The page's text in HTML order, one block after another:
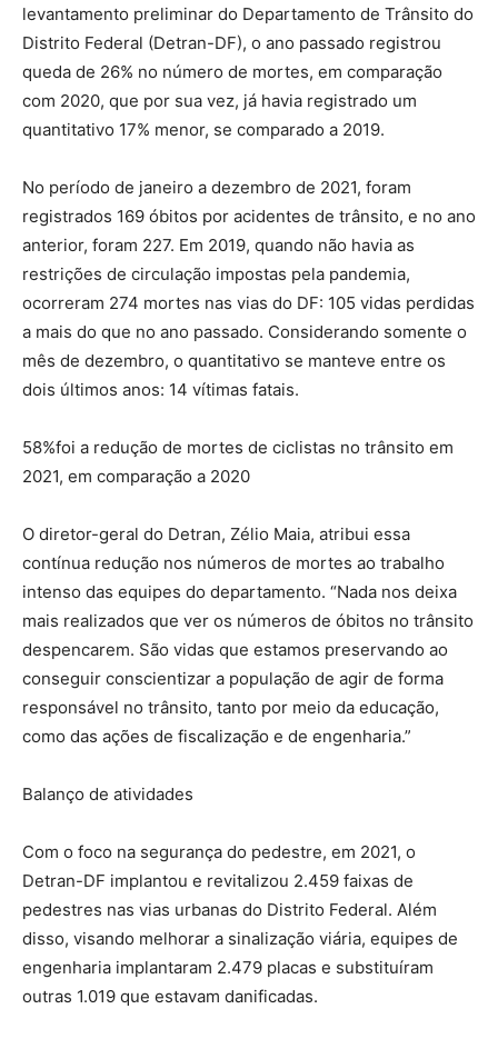
levantamento preliminar do Departamento de Trânsito do
Distrito Federal (Detran-DF), o ano passado registrou
queda de 26% no número de mortes, em comparação
com 2020, que por sua vez, já havia registrado um
quantitativo 17% menor, se comparado a 2019.
No período de janeiro a dezembro de 2021, foram
registrados 169 óbitos por acidentes de trânsito, e no ano
anterior, foram 227. Em 2019, quando não havia as
restrições de circulação impostas pela pandemia,
ocorreram 274 mortes nas vias do DF: 105 vidas perdidas
a mais do que no ano passado. Considerando somente o
mês de dezembro, o quantitativo se manteve entre os
dois últimos anos: 14 vítimas fatais.
58%foi a redução de mortes de ciclistas no trânsito em
2021, em comparação a 2020
O diretor-geral do Detran, Zélio Maia, atribui essa
contínua redução nos números de mortes ao trabalho
intenso das equipes do departamento. “Nada nos deixa
mais realizados que ver os números de óbitos no trânsito
despencarem. São vidas que estamos preservando ao
conseguir conscientizar a população de agir de forma
responsável no trânsito, tanto por meio da educação,
como das ações de fiscalização e de engenharia.”
Balanço de atividades
Com o foco na segurança do pedestre, em 2021, o
Detran-DF implantou e revitalizou 2.459 faixas de
pedestres nas vias urbanas do Distrito Federal. Além
disso, visando melhorar a sinalização viária, equipes de
engenharia implantaram 2.479 placas e substituíram
outras 1.019 que estavam danificadas.